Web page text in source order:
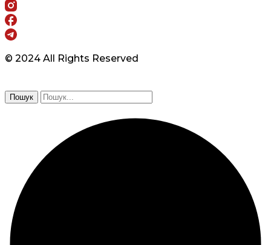
© 2024 All Rights Reserved
Пошук